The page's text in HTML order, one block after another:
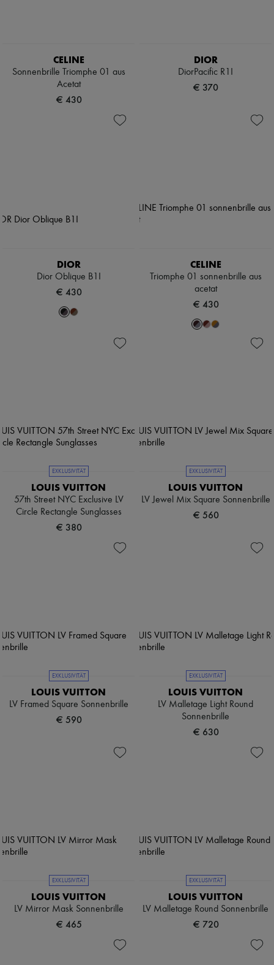
CELINE
Sonnenbrille Triomphe 01 aus
Acetat
€ 430
DIOR
DiorPacific R1I
€ 370
DIOR
Dior Oblique B1I
€ 430
CELINE
Triomphe 01 sonnenbrille aus
acetat
€ 430
EXKLUSIVITÄT
LOUIS VUITTON
57th Street NYC Exclusive LV
Circle Rectangle Sunglasses
€ 380
EXKLUSIVITÄT
LOUIS VUITTON
LV Jewel Mix Square Sonnenbrille
€ 560
EXKLUSIVITÄT
LOUIS VUITTON
LV Framed Square Sonnenbrille
€ 590
EXKLUSIVITÄT
LOUIS VUITTON
LV Malletage Light Round
Sonnenbrille
€ 630
EXKLUSIVITÄT
LOUIS VUITTON
LV Mirror Mask Sonnenbrille
€ 465
EXKLUSIVITÄT
LOUIS VUITTON
LV Malletage Round Sonnenbrille
€ 720